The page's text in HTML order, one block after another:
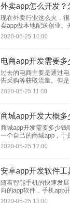
现在外卖行业这么火，
卖app做本地配送创业。
钱呢？外卖app开发需要
外卖app？一套完整的外
2020-05-25 10:00
过去的电商主要是通过
告采购等获取流量。但
家拿起手机就能快速购
展，目前淘宝双11活动
2020-05-25 11:00
商城app开发需要多少钱
一个自己的商城app，于
司成本价格问题。每到
难报价，因为app软件并
2020-05-25 12:00
随着智能手机的快速发
向的app软件，手机app
创业者的需求。但是因
槛，很多人对app开发并
2020-05-25 13:00